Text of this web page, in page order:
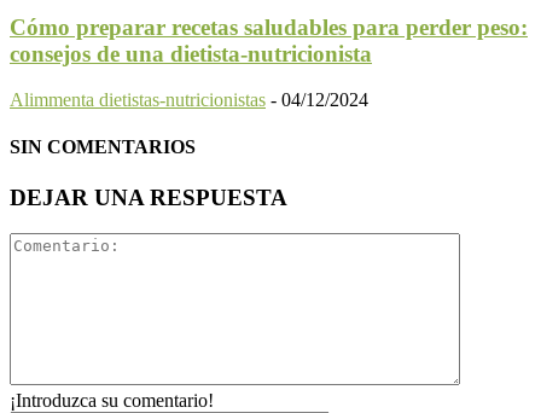
Cómo preparar recetas saludables para perder peso:
consejos de una dietista-nutricionista
Alimmenta dietistas-nutricionistas - 04/12/2024
SIN COMENTARIOS
DEJAR UNA RESPUESTA
¡Introduzca su comentario!